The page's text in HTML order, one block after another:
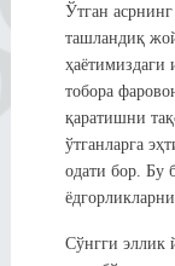
Ўтган
ташландиқ
тобора
қаратишни
ўтганларга
одати бор. Бу
Сўнгги эллик